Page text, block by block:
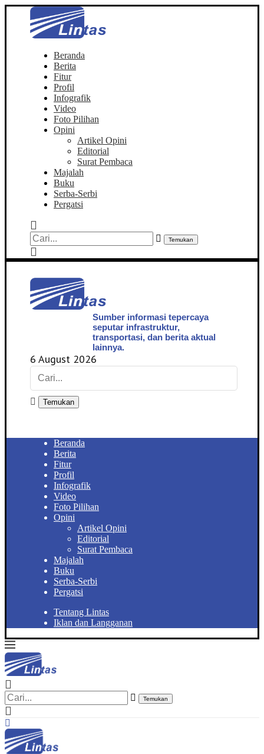
Beranda
Berita
Fitur
Profil
Infografik
Video
Foto Pilihan
Opini
Artikel Opini
Editorial
Surat Pembaca
Majalah
Buku
Serba-Serbi
Pergatsi
Temukan
Sumber informasi tepercaya
seputar infrastruktur,
transportasi, dan berita aktual
lainnya.
6 August 2026
Temukan
Beranda
Berita
Fitur
Profil
Infografik
Video
Foto Pilihan
Opini
Artikel Opini
Editorial
Surat Pembaca
Majalah
Buku
Serba-Serbi
Pergatsi
Tentang Lintas
Iklan dan Langganan
Temukan